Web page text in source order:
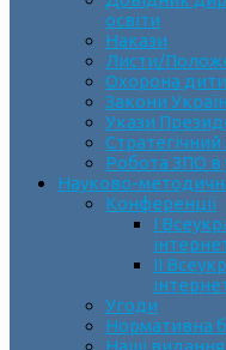
освіти
Накази
Листи/
Охорона
Закони
Укази
Робота ЗПО в
Науково-
Конференції
І
ІІ
Угоди
Нормативна
Наші видання